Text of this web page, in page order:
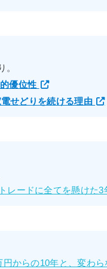
。
優位性
せどりを続ける理由
ードに全てを懸けた3
からの10年と、変わら